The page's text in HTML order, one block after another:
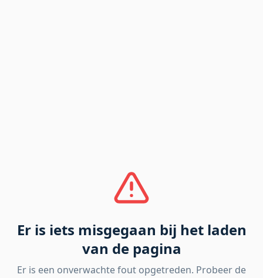
Er is iets misgegaan bij het laden
van de pagina
Er is een onverwachte fout opgetreden. Probeer de